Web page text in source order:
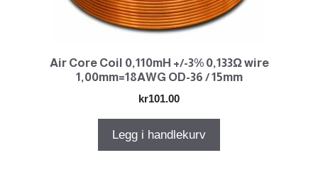
Air Core Coil 0,110mH +/-3% 0,133Ω wire
1,00mm=18AWG OD-36 / 15mm
kr101.00
Legg i handlekurv